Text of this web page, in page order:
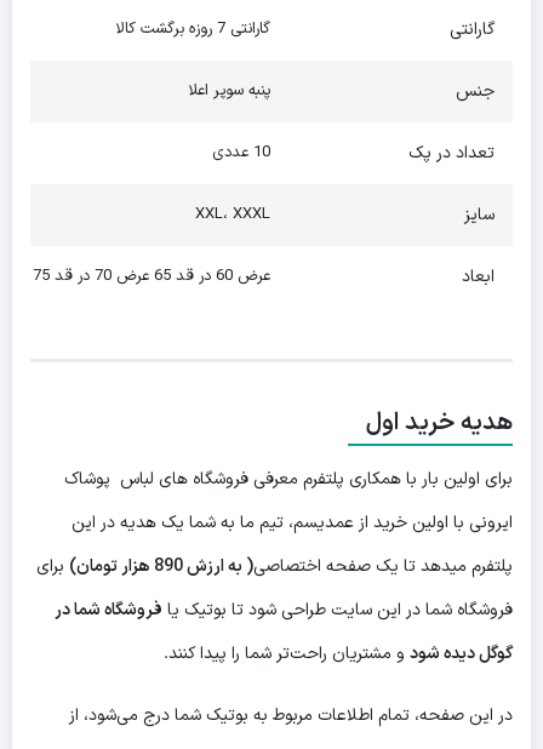
گارانتی گارانتی 7 روزه برگشت کالا
جنس پنبه سوپر اعلا
تعداد در پک 10 عددی
سایز XXL، XXXL
ابعاد عرض 60 در قد 65 عرض 70 در قد 75
هدیه خرید اول
برای اولین بار با همکاری پلتفرم معرفی فروشگاه های لباس پوشاک
ایرونی با اولین خرید از عمدیسم، تیم ما به شما یک هدیه در این
پلتفرم میدهد تا یک صفحه اختصاصی( به ارزش 890 هزار تومان)
برای
فروشگاه شما در این سایت طراحی شود تا بوتیک یا فروشگاه شما در
گوگل دیده شود و مشتریان راحت‌تر شما را پیدا کنند.
در این صفحه، تمام اطلاعات مربوط به بوتیک شما درج می‌شود، از